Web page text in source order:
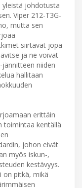
yleistä johdotusta
Viper 212-T3G-
mutta sen
siirtävät jopa
ja ne voivat
niiden
hallitaan
erittäin
toimintaa kentällä
johon eivät
myös iskun-,
kestävyys.
on pitkä, mikä